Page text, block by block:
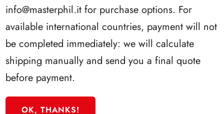
info@masterphil.it for purchase options. For
available international countries, payment will not
be completed immediately: we will calculate
shipping manually and send you a final quote
before payment.
OK, THANKS!